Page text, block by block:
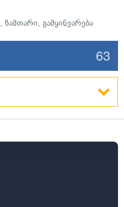
, ზამთარი, გამყინვარება
63